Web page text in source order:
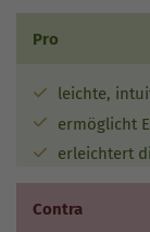
Pro
leichte,
ermöglicht
erleichtert
Contra